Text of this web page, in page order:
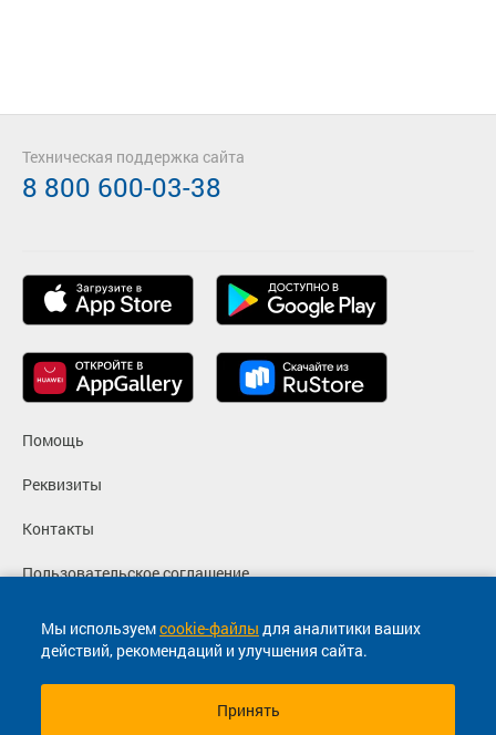
Мы используемcookie-файлы для аналитики ваших
действий, рекомендаций и улучшения сайта.
Принять
Помощь
Реквизиты
Контакты
Пользовательское соглашение
Политика конфиденциальности
Согласие на маркетинговые сообщения
Техническая поддержка сайта
8 800 600-03-38
© 2013-2026, ООО "Капитал"- Онлайн сервис продажи